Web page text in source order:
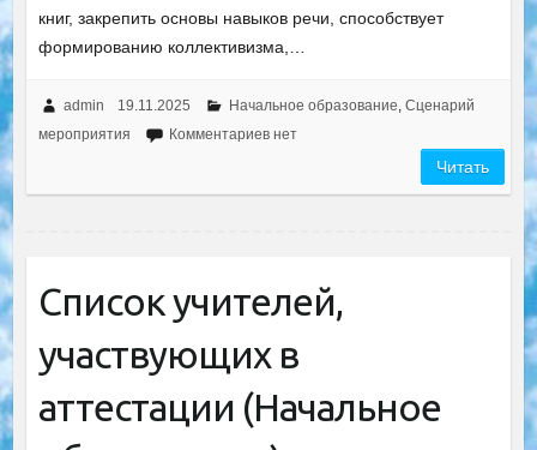
книг, закрепить основы навыков речи, способствует
формированию коллективизма,…
admin 19.11.2025 Начальное образование, Сценарий
мероприятия
Комментариев нет
Читать
Список учителей,
участвующих в
аттестации (Начальное